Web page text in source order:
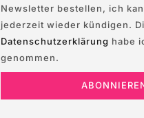
Newsletter bestellen, ich
jederzeit wieder kündigen.
Datenschutzerklärung habe
genommen.